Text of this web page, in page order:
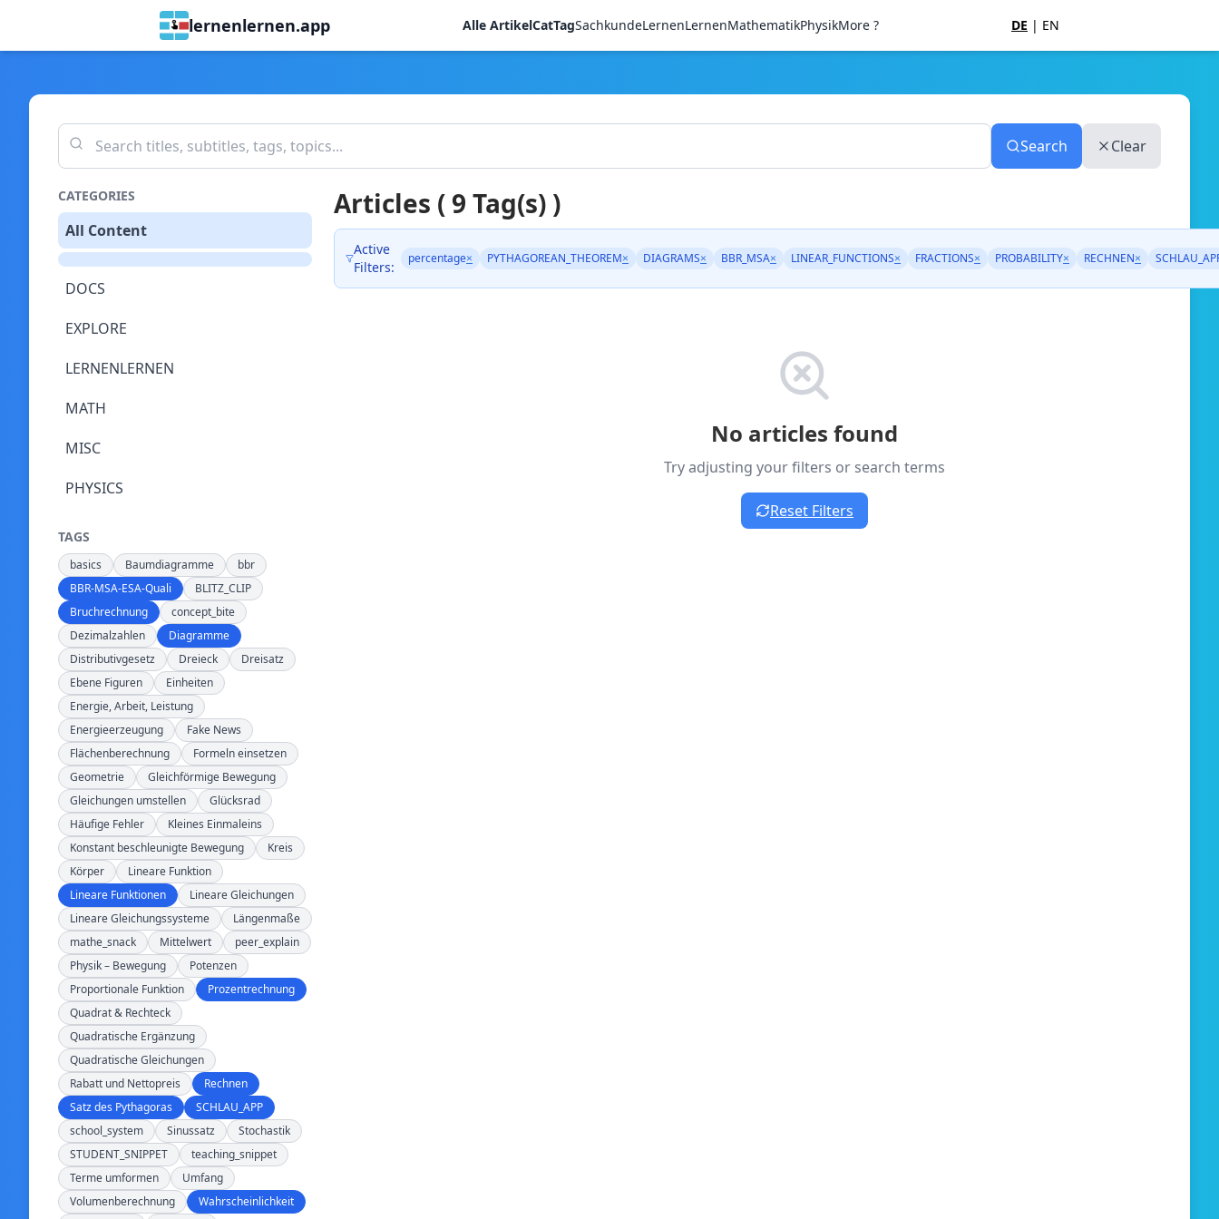
lernenlernen.app Alle ArtikelCatTagSachkundeLernenLernenMathematikPhysikMore ? DE | EN
Search Clear
CATEGORIES
All Content
DOCS
EXPLORE
LERNENLERNEN
MATH
MISC
PHYSICS
TAGS
basics Baumdiagramme
bbr
BBR-MSA-ESA-Quali
BLITZ_CLIP
Bruchrechnung
concept_bite
Dezimalzahlen
Diagramme
Distributivgesetz
Dreieck
Dreisatz
Ebene Figuren
Einheiten
Energie, Arbeit, Leistung
Energieerzeugung
Fake News
Flächenberechnung
Formeln einsetzen
Geometrie
Gleichförmige Bewegung
Gleichungen umstellen
Glücksrad
Häufige Fehler
Kleines Einmaleins
Konstant beschleunigte Bewegung
Kreis
Körper
Lineare Funktion
Lineare Funktionen
Lineare Gleichungen
Lineare Gleichungssysteme
Längenmaße
mathe_snack
Mittelwert
peer_explain
Physik – Bewegung
Potenzen
Proportionale Funktion
Prozentrechnung
Quadrat & Rechteck
Quadratische Ergänzung
Quadratische Gleichungen
Rabatt und Nettopreis
Rechnen
Satz des Pythagoras
SCHLAU_APP
school_system
Sinussatz
Stochastik
STUDENT_SNIPPET
teaching_snippet
Terme umformen
Umfang
Volumenberechnung
Wahrscheinlichkeit
Articles ( 9 Tag(s) )
Active
Filters:
percentage× PYTHAGOREAN_THEOREM× DIAGRAMS× BBR_MSA× LINEAR_FUNCTIONS× FRACTIONS× PROBABILITY× RECHNEN×
No articles found
Try adjusting your filters or search terms
Reset Filters